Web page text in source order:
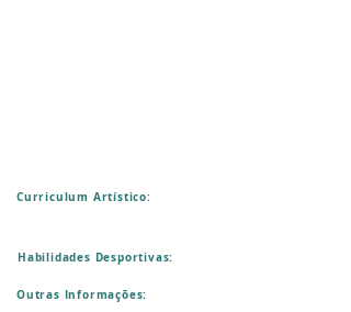
Curriculum Artístico:
Habilidades Desportivas:
Outras Informações: